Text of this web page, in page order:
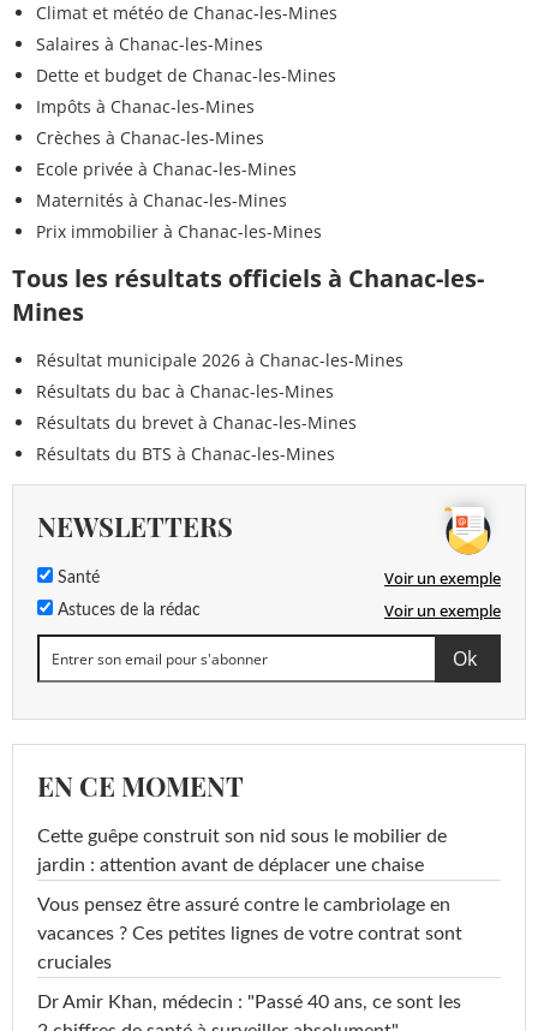
Climat et météo de Chanac-les-Mines
Salaires à Chanac-les-Mines
Dette et budget de Chanac-les-Mines
Impôts à Chanac-les-Mines
Crèches à Chanac-les-Mines
Ecole privée à Chanac-les-Mines
Maternités à Chanac-les-Mines
Prix immobilier à Chanac-les-Mines
Tous les résultats officiels à Chanac-les-
Mines
Résultat municipale 2026 à Chanac-les-Mines
Résultats du bac à Chanac-les-Mines
Résultats du brevet à Chanac-les-Mines
Résultats du BTS à Chanac-les-Mines
NEWSLETTERS
Santé Voir un exemple
Astuces de la rédac Voir un exemple
EN CE MOMENT
Cette guêpe construit son nid sous le mobilier de
jardin : attention avant de déplacer une chaise
Vous pensez être assuré contre le cambriolage en
vacances ? Ces petites lignes de votre contrat sont
cruciales
Dr Amir Khan, médecin : "Passé 40 ans, ce sont les